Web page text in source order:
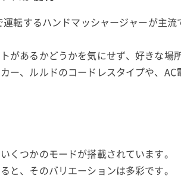
転するハンドマッシャージャーが主
があるかどうかを気にせず、好きな場
ー、ルルドのコードレスタイプや、
くつかのモードが搭載されています。
と、そのバリエーションは多彩です。